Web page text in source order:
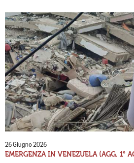
26 Giugno 2026
EMERGENZA IN VENEZUELA (AGG. 1°